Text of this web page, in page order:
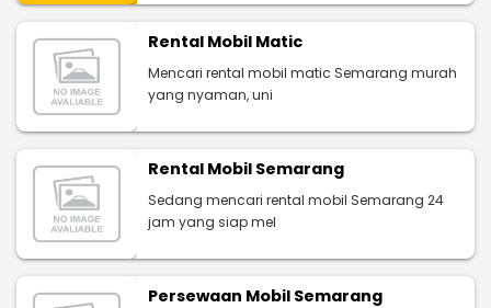
Rental Mobil Matic
Mencari rental mobil matic Semarang murah
yang nyaman, uni
Rental Mobil Semarang
Sedang mencari rental mobil Semarang 24
jam yang siap mel
Persewaan Mobil Semarang